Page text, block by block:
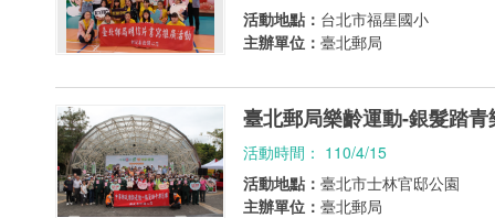
活動地點： 台北市福星國小
主辦單位： 臺北郵局
臺北郵局樂齡運動-銀髮踏青
活動時間： 110/4/15
活動地點： 臺北市士林官邸公園
主辦單位： 臺北郵局